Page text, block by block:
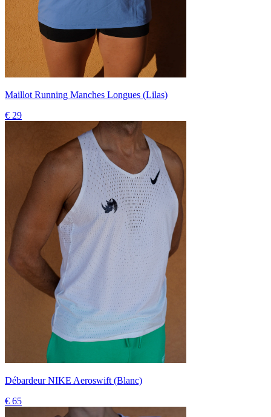
Maillot Running Manches Longues (Lilas)
€ 29
Débardeur NIKE Aeroswift (Blanc)
€ 65